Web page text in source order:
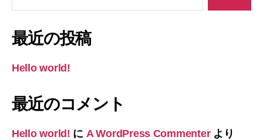
象:
最近の投稿
Hello world!
最近のコメント
Hello world! に A WordPress Commenterより